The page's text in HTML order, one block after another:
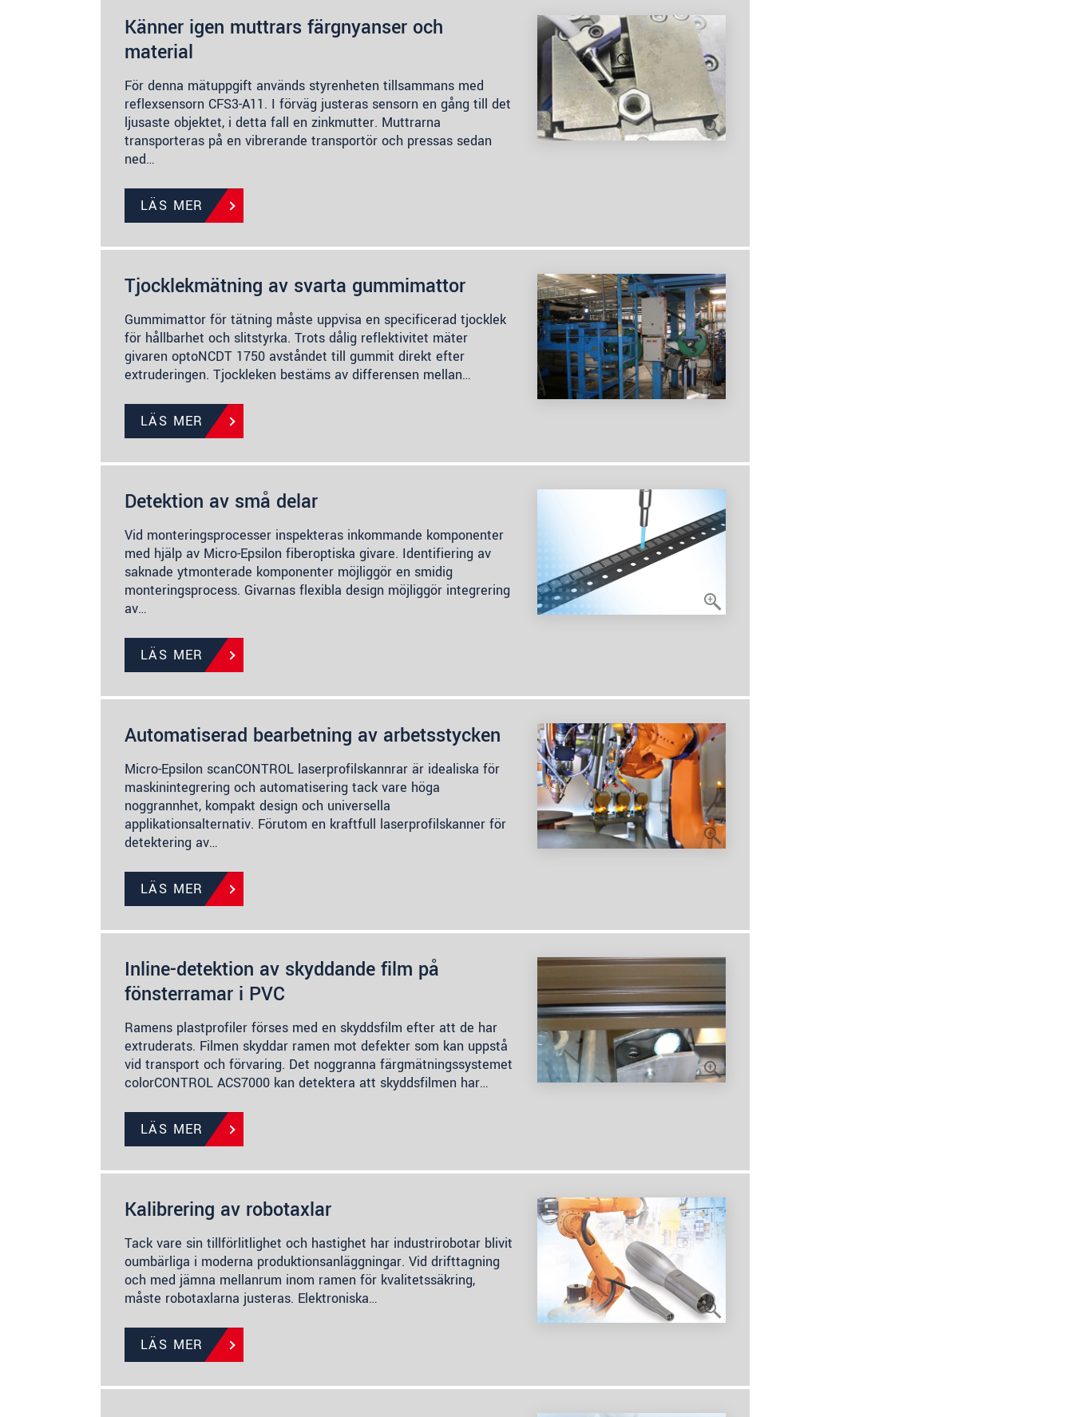
Känner igen muttrars färgnyanser och
material
För denna mätuppgift används styrenheten tillsammans med
reflexsensorn CFS3-A11. I förväg justeras sensorn en gång till det
ljusaste objektet, i detta fall en zinkmutter. Muttrarna
transporteras på en vibrerande transportör och pressas sedan
ned…
LÄS MER
Tjocklekmätning av svarta gummimattor
Gummimattor för tätning måste uppvisa en specificerad tjocklek
för hållbarhet och slitstyrka. Trots dålig reflektivitet mäter
givaren optoNCDT 1750 avståndet till gummit direkt efter
extruderingen. Tjockleken bestäms av differensen mellan…
LÄS MER
Detektion av små delar
Vid monteringsprocesser inspekteras inkommande komponenter
med hjälp av Micro-Epsilon fiberoptiska givare. Identifiering av
saknade ytmonterade komponenter möjliggör en smidig
monteringsprocess. Givarnas flexibla design möjliggör integrering
av…
LÄS MER
Automatiserad bearbetning av arbetsstycken
Micro-Epsilon scanCONTROL laserprofilskannrar är idealiska för
maskinintegrering och automatisering tack vare höga
noggrannhet, kompakt design och universella
applikationsalternativ. Förutom en kraftfull laserprofilskanner för
detektering av…
LÄS MER
Inline-detektion av skyddande film på
fönsterramar i PVC
Ramens plastprofiler förses med en skyddsfilm efter att de har
extruderats. Filmen skyddar ramen mot defekter som kan uppstå
vid transport och förvaring. Det noggranna färgmätningssystemet
colorCONTROL ACS7000 kan detektera att skyddsfilmen har…
LÄS MER
Kalibrering av robotaxlar
Tack vare sin tillförlitlighet och hastighet har industrirobotar blivit
oumbärliga i moderna produktionsanläggningar. Vid drifttagning
och med jämna mellanrum inom ramen för kvalitetssäkring,
måste robotaxlarna justeras. Elektroniska…
LÄS MER